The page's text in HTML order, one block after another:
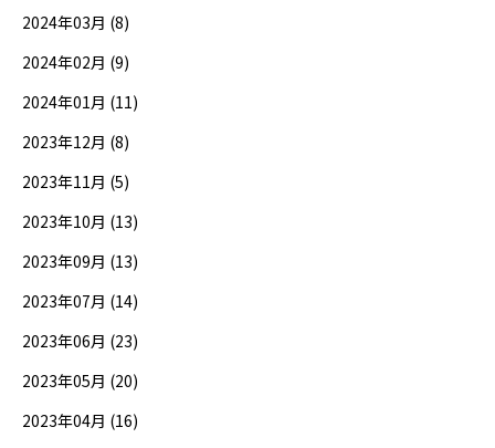
2024年03月 (8)
2024年02月 (9)
2024年01月 (11)
2023年12月 (8)
2023年11月 (5)
2023年10月 (13)
2023年09月 (13)
2023年07月 (14)
2023年06月 (23)
2023年05月 (20)
2023年04月 (16)